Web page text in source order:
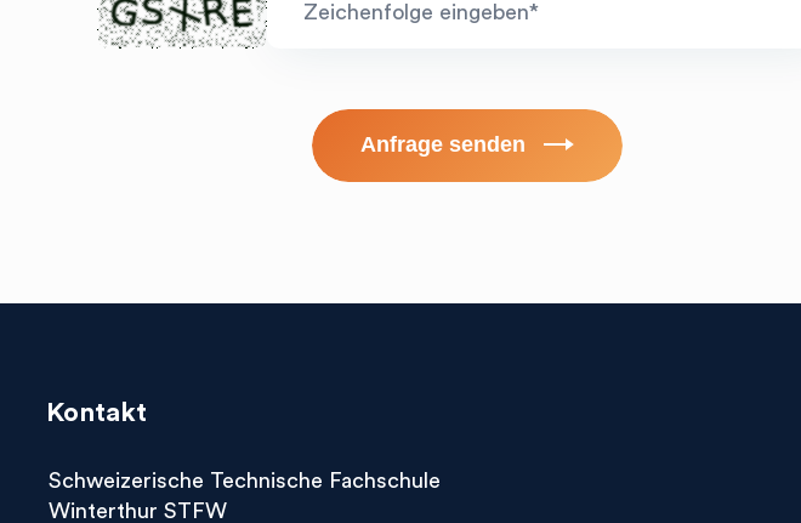
Zeichenfolge eingeben*
Kontakt
Schweizerische Technische Fachschule
Winterthur STFW